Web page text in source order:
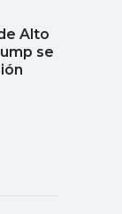
Alto
se